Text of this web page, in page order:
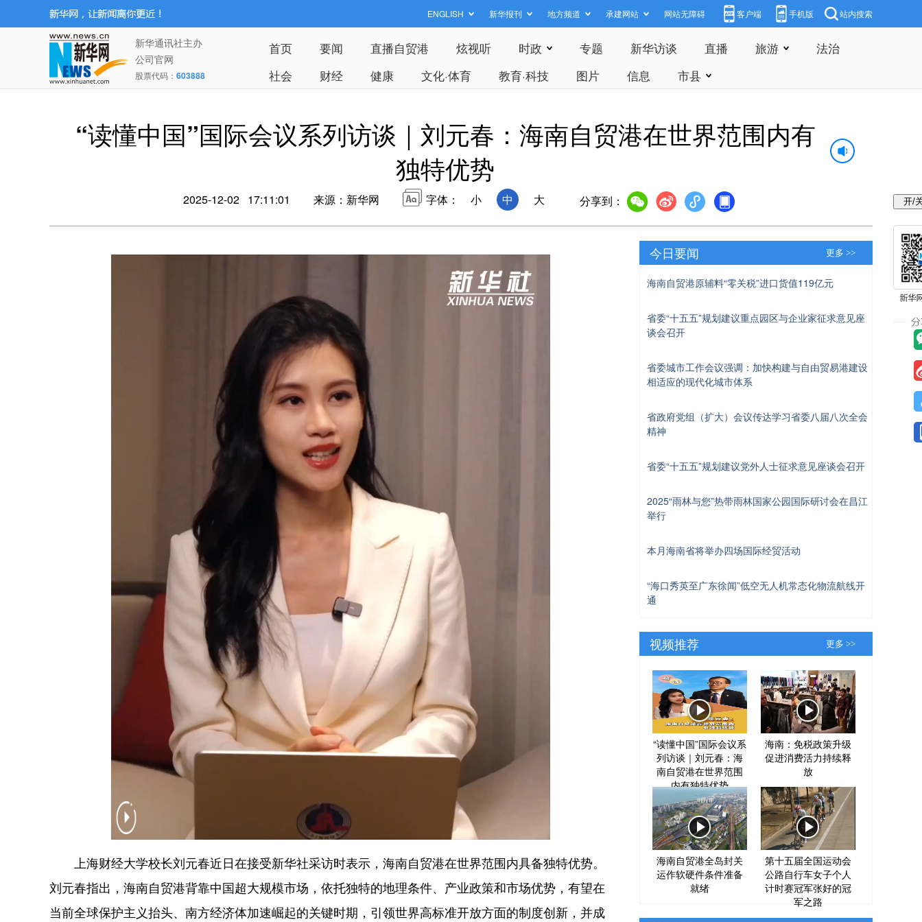
ENGLISH 新华报刊 地方频道 承建网站 网站无障碍 客户端 手机版 站内搜索
新华通讯社主办
公司官网
股票代码： 603888
首页 要闻 直播自贸港 炫视听 时政 专题 新华访谈 直播 旅游
法治
社会
财经 健康 文化·体育 教育·科技 图片 信息 市县
“读懂中国”国际会议系列访谈｜刘元春：海南自贸港在世界范围内有
独特优势
2025-12-02 17:11:01 来源：新华网 字体： 小 中 大 分享到：
上海财经大学校长刘元春近日在接受新华社采访时表示，海南自贸港在世界范围内具备独特优势。
刘元春指出，海南自贸港背靠中国超大规模市场，依托独特的地理条件、产业政策和市场优势，有望在
当前全球保护主义抬头、南方经济体加速崛起的关键时期，引领世界高标准开放方面的制度创新，并成
今日要闻 更多 >>
海南自贸港原辅料“零关税”进口货值119亿元
省委“十五五”规划建议重点园区与企业家征求意见座
谈会召开
省委城市工作会议强调：加快构建与自由贸易港建设
相适应的现代化城市体系
省政府党组（扩大）会议传达学习省委八届八次全会
精神
省委“十五五”规划建议党外人士征求意见座谈会召开
2025“雨林与您”热带雨林国家公园国际研讨会在昌江
举行
本月海南省将举办四场国际经贸活动
“海口秀英至广东徐闻”低空无人机常态化物流航线开
通
视频推荐 更多 >>
“读懂中国”国际会议系
列访谈｜刘元春：海
南自贸港在世界范围
内有独特优势
海南：免税政策升级
促进消费活力持续释
放
海南自贸港全岛封关
运作软硬件条件准备
就绪
第十五届全国运动会
公路自行车女子个人
计时赛冠军张好的冠
军之路